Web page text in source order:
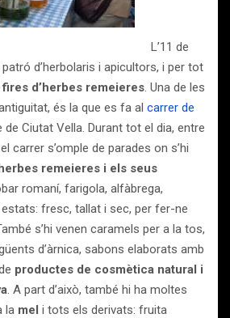
L’11 de
patró d’herbolaris i apicultors, i per tot
fires d’herbes remeieres. Una de les
és la que es fa al carrer de
de Ciutat Vella. Durant tot el dia, entre
carrer s’omple de parades on s’hi
remeieres i els seus
romaní, farigola, alfàbrega,
fresc, tallat i sec, per fer-ne
s’hi venen caramels per a la tos,
d’àrnica, sabons elaborats amb
productes de cosmètica natural i
. A part d’això, també hi ha moltes
la mel i tots els derivats: fruita